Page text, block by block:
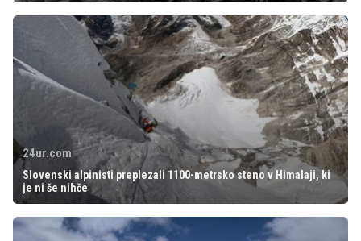
24ur.com
Slovenski alpinisti preplezali 1100-metrsko steno v Himalaji, ki
je ni še nihče